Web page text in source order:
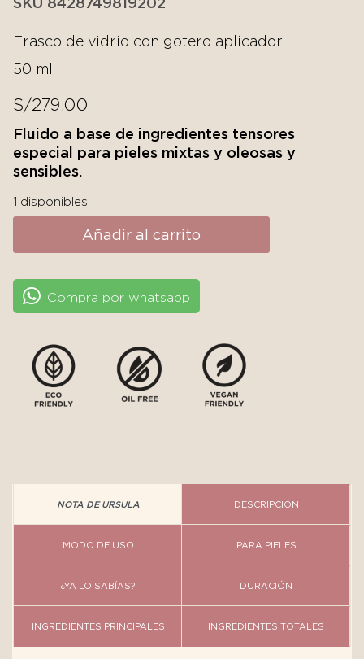
Frasco de vidrio con gotero aplicador
50 ml
S/279.00
Fluido a base de ingredientes tensores
especial para pieles mixtas y oleosas y
sensibles.
1 disponibles
Añadir al carrito
Compra por whatsapp
NOTA DE URSULA DESCRIPCIÓN
MODO DE USO PARA PIELES
¿YA LO SABÍAS? DURACIÓN
INGREDIENTES PRINCIPALES INGREDIENTES TOTALES